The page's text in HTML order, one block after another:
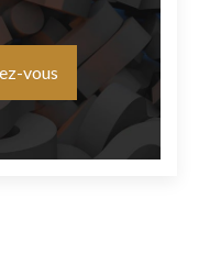
vous